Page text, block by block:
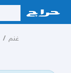
/ غنم